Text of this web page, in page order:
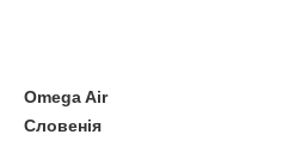
Omega Air
Словенія